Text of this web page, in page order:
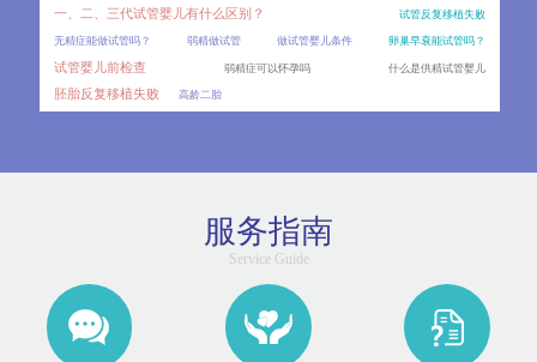
06
2026-08
内膜调理要多久？冻胚移植的时间成本比鲜胚高多少？
一、二、三代试管婴儿有什么区别？ 试管反复移植失败
无精症能做试管吗？ 弱精做试管 做试管婴儿条件 卵巢早衰能试管吗？
试管婴儿前检查 弱精症可以怀孕吗 什么是供精试管婴儿
胚胎反复移植失败 高龄二胎
服务指南
Service Guide